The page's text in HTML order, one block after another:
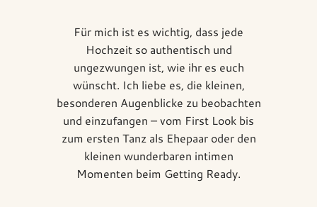
Für mich ist es wichtig, dass jede
Hochzeit so authentisch und
ungezwungen ist, wie ihr es euch
wünscht. Ich liebe es, die kleinen,
besonderen Augenblicke zu beobachten
und einzufangen – vom First Look bis
zum ersten Tanz als Ehepaar oder den
kleinen wunderbaren intimen
Momenten beim Getting Ready.